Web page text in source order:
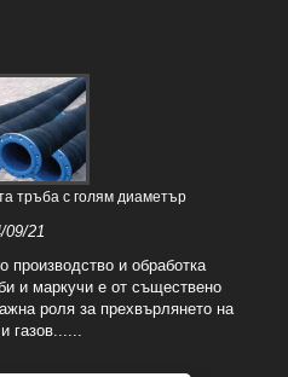
тръба с голям диаметър
09/21
производство и обработка
и маркучи е от съществено
роля за прехвърлянето на
газов......